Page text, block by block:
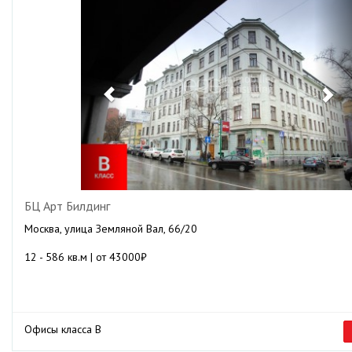
БЦ Арт Билдинг
Москва, улица Земляной Вал, 66/20
12 - 586 кв.м | от 43000₽
Офисы класса B